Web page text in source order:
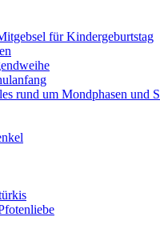
für Kindergeburtstag
rund um Mondphasen und